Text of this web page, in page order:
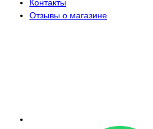
Контакты
Отзывы о магазине